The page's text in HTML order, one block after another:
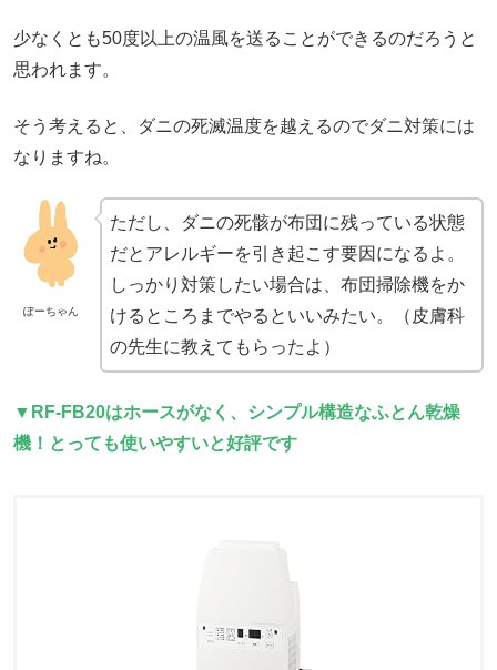
少なくとも50度以上の温風を送ることができるのだろうと
思われます。
そう考えると、ダニの死滅温度を越えるのでダニ対策には
なりますね。
ぽーちゃん
ただし、ダニの死骸が布団に残っている状態
だとアレルギーを引き起こす要因になるよ。
しっかり対策したい場合は、布団掃除機をか
けるところまでやるといいみたい。（皮膚科
の先生に教えてもらったよ）
▼RF-FB20はホースがなく、シンプル構造なふとん乾燥
機！とっても使いやすいと好評です